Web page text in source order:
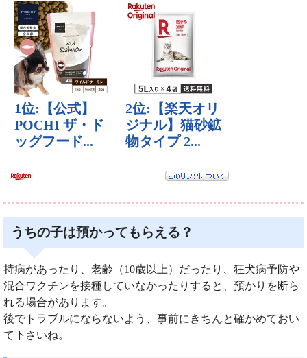
うちの子は預かってもらえる？
持病があったり、老齢（10歳以上）だったり、狂犬病予防や
混合ワクチンを接種していなかったりすると、預かりを断ら
れる場合があります。
後でトラブルにならないよう、事前にきちんと確かめておい
て下さいね。